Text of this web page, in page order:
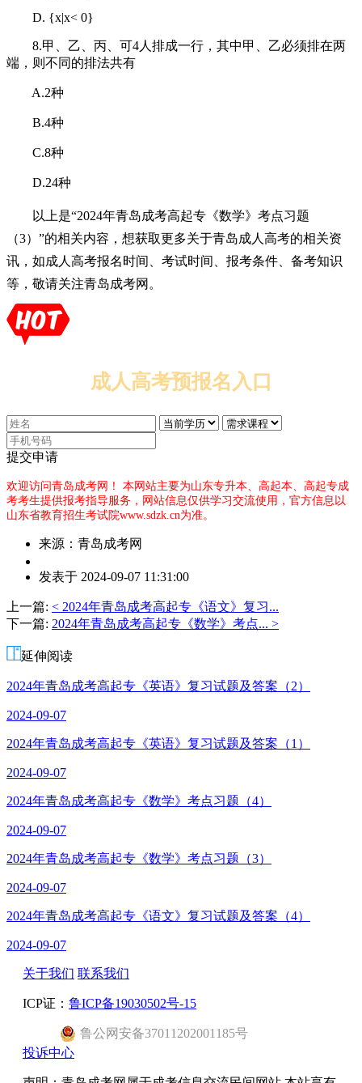
D. {x|x< 0}
8.甲、乙、丙、可4人排成一行，其中甲、乙必须排在两
端，则不同的排法共有
A.2种
B.4种
C.8种
D.24种
以上是“2024年青岛成考高起专《数学》考点习题
（3）”的相关内容，想获取更多关于青岛成人高考的相关资
讯，如成人高考报名时间、考试时间、报考条件、备考知识
等，敬请关注青岛成考网。
成人高考预报名入口
提交申请
欢迎访问青岛成考网！ 本网站主要为山东专升本、高起本、高起专成
考考生提供报考指导服务，网站信息仅供学习交流使用，官方信息以
山东省教育招生考试院www.sdzk.cn为准。
来源：青岛成考网
者：
老
师
发表于 2024-09-07 11:31:00
上一篇: < 2024年青岛成考高起专《语文》复习...
下一篇: 2024年青岛成考高起专《数学》考点... >
延伸阅读
2024年青岛成考高起专《英语》复习试题及答案（2）
2024-09-07
2024年青岛成考高起专《英语》复习试题及答案（1）
2024-09-07
2024年青岛成考高起专《数学》考点习题（4）
2024-09-07
2024年青岛成考高起专《数学》考点习题（3）
2024-09-07
2024年青岛成考高起专《语文》复习试题及答案（4）
2024-09-07
关于我们 联系我们
ICP证： 鲁ICP备19030502号-15
鲁公网安备37011202001185号
投诉中心